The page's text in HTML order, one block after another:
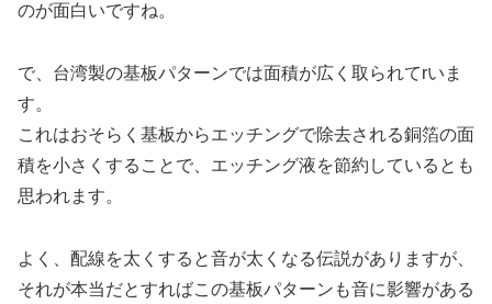
のが面白いですね。
で、台湾製の基板パターンでは面積が広く取られてrいま
す。
これはおそらく基板からエッチングで除去される銅箔の面
積を小さくすることで、エッチング液を節約しているとも
思われます。
よく、配線を太くすると音が太くなる伝説がありますが、
それが本当だとすればこの基板パターンも音に影響がある